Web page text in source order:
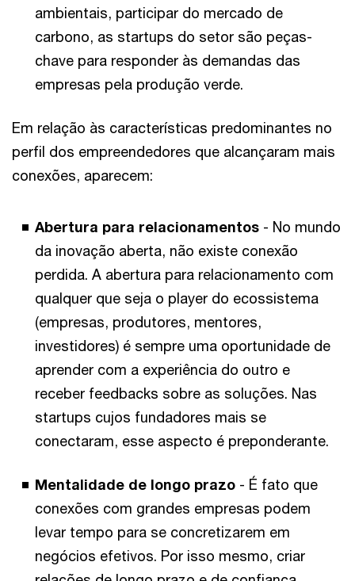
ambientais, participar do mercado de
carbono, as startups do setor são peças-
chave para responder às demandas das
empresas pela produção verde.
Em relação às características predominantes no
perfil dos empreendedores que alcançaram mais
conexões, aparecem:
Abertura para relacionamentos - No mundo
da inovação aberta, não existe conexão
perdida. A abertura para relacionamento com
qualquer que seja o player do ecossistema
(empresas, produtores, mentores,
investidores) é sempre uma oportunidade de
aprender com a experiência do outro e
receber feedbacks sobre as soluções. Nas
startups cujos fundadores mais se
conectaram, esse aspecto é preponderante.
Mentalidade de longo prazo - É fato que
conexões com grandes empresas podem
levar tempo para se concretizarem em
negócios efetivos. Por isso mesmo, criar